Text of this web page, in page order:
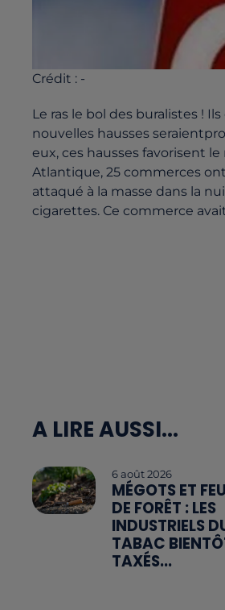
Crédit : -
Le ras le bol des buralistes !
nouvelles hausses
eux, ces hausses favorisent
Atlantique, 25 commerces
attaqué à la masse dans la
cigarettes. Ce commerce
A LIRE AUSSI...
6 août 2026
MÉGOTS ET
DE FORÊT : LES
INDUSTRIELS
TABAC
TAXÉS...